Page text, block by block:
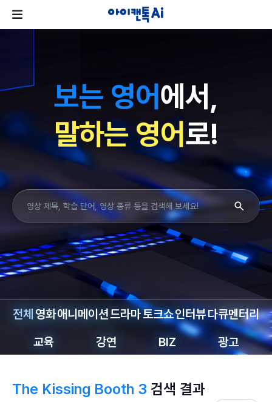
보는 영어에서,
말하는 영어로!
전체 영화애니메이션드라마토크쇼인터뷰다큐멘터리
교육
강연 BIZ 광고
The Kissing Booth 3 검색 결과